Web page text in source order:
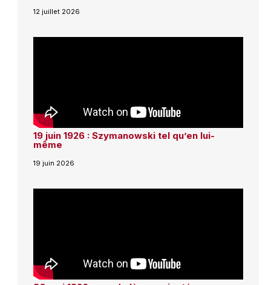
12 juillet 2026
19 juin 1926 : Szymanowski tel qu’en lui-
même
19 juin 2026